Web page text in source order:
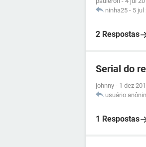
ninha25 - 5 jul
2 Respostas
Serial do
johnny - 1 dez
usuário
1 Respostas